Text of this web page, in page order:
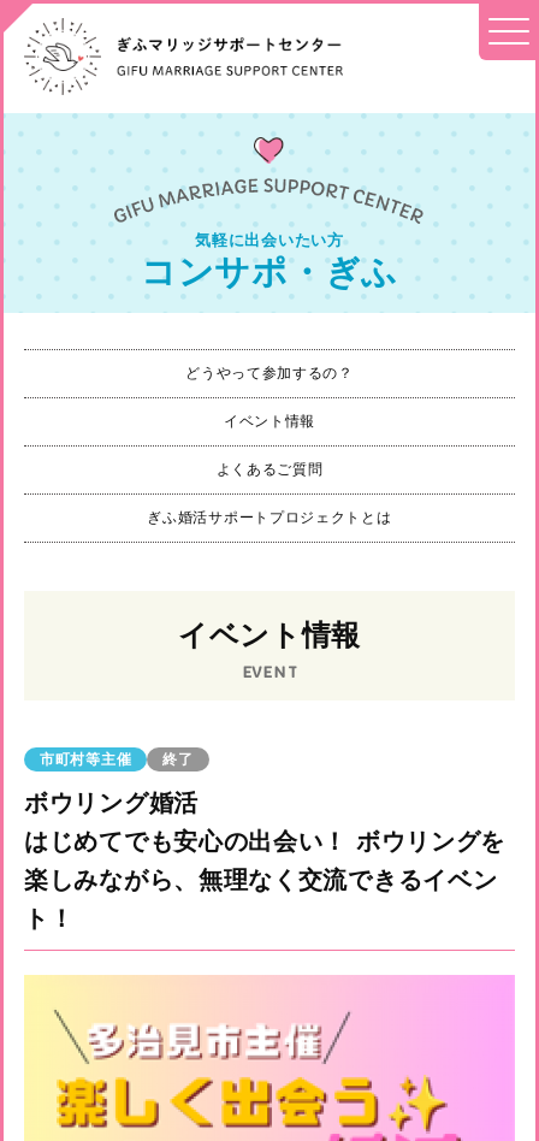
気軽に出会いたい方
コンサポ・ぎふ
どうやって参加するの？
イベント情報
よくあるご質問
ぎふ婚活サポートプロジェクトとは
イベント情報
EVENT
市町村等主催 終了
ボウリング婚活
はじめてでも安心の出会い！ ボウリングを
楽しみながら、無理なく交流できるイベン
ト！